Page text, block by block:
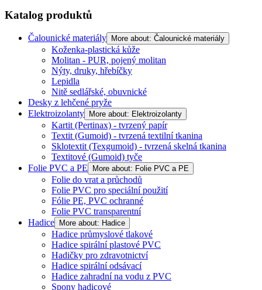
Katalog produktů
Čalounické materiály More about: Čalounické materiály
Koženka-plastická kůže
Molitan - PUR, pojený molitan
Nýty, druky, hřebíčky
Lepidla
Nitě sedlářské, obuvnické
Desky z lehčené pryže
Elektroizolanty
More about: Elektroizolanty
Kartit (Pertinax) - tvrzený papír
Textit (Gumoid) - tvrzená textilní tkanina
Sklotextit (Texgumoid) - tvrzená skelná tkanina
Textitové (Gumoid) tyče
Folie PVC a PE
More about: Folie PVC a PE
Folie do vrat a průchodů
Folie PVC pro speciální použití
Fólie PE, PVC ochranné
Folie PVC transparentní
Hadice
More about: Hadice
Hadice průmyslové tlakové
Hadice spirální plastové PVC
Hadičky pro zdravotnictví
Hadice spirální odsávací
Hadice zahradní na vodu z PVC
Spony hadicové